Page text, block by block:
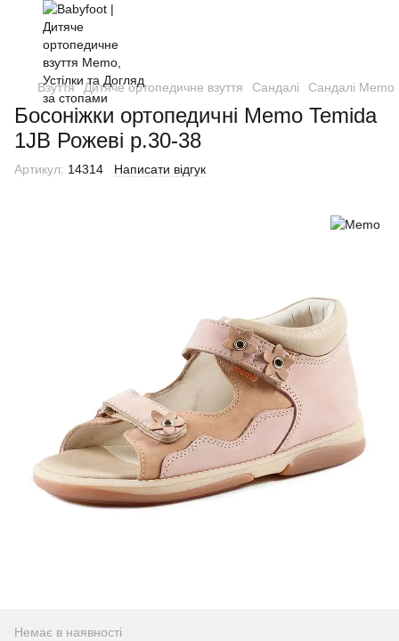
Взуття Дитяче ортопедичне взуття Сандалі Сандалі Memo
Босоніжки ортопедичні Memo Temida
1JB Рожеві р.30-38
Артикул: 14314 Написати відгук
Немає в наявності